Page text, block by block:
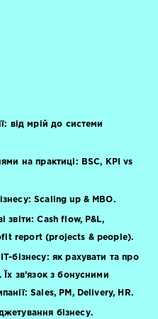
від мрій до системи
на практиці: BSC, KPI vs
Scaling up & MBO.
звіти: Cash flow, P&L,
report (projects & people).
бізнесу: як рахувати та про
зв’язок з бонусними
Sales, PM, Delivery, HR.
бізнесу.